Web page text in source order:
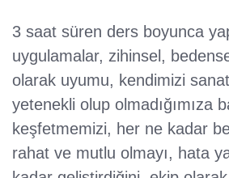
3 saat süren ders boyunca
uygulamalar, zihinsel,
olarak uyumu, kendimizi
yetenekli olup olmadığımıza
keşfetmemizi, her ne kadar
rahat ve mutlu olmayı, hata